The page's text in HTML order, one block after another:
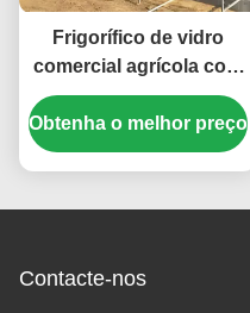
Frigorífico de vidro
comercial agrícola com
sistema hidropónico
largura 9,6 m
Obtenha o melhor preço
Contacte-nos